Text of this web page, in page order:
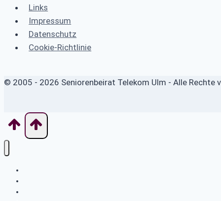
Links
Impressum
Datenschutz
Cookie-Richtlinie
© 2005 - 2026 Seniorenbeirat Telekom Ulm - Alle Rechte